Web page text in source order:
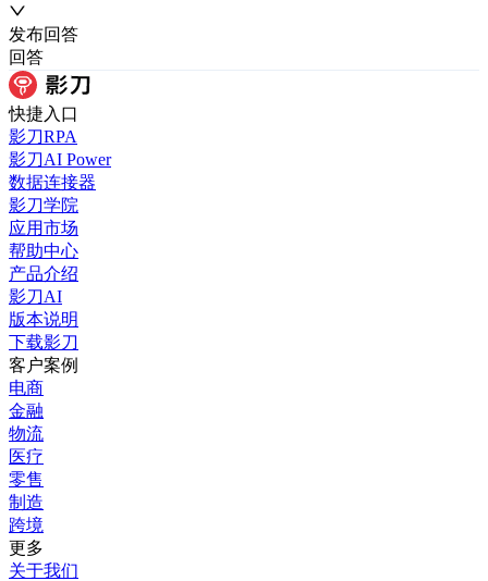
发布回答
回答
快捷入口
影刀RPA
影刀AI Power
数据连接器
影刀学院
应用市场
帮助中心
产品介绍
影刀AI
版本说明
下载影刀
客户案例
电商
金融
物流
医疗
零售
制造
跨境
更多
关于我们